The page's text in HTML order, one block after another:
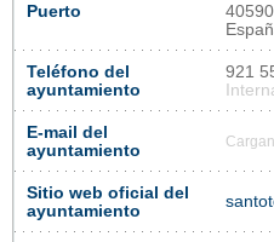
Puerto
Teléfono del
ayuntamiento
921
E-mail del
ayuntamiento
Sitio web oficial del
ayuntamiento